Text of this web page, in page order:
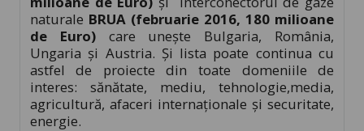
naturale BRUA (februarie 2016, 180 milioane
de Euro)care unește Bulgaria, România,
Ungaria și Austria. Și lista poate continua cu
astfel de proiecte din toate domeniile de
interes: sănătate, mediu, tehnologie,media,
agricultură, afaceri internaționale și securitate,
energie.